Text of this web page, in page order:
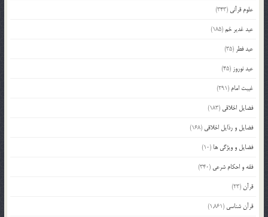
علوم قرآنی (343)
عید غدیر خم(185)
عید فطر (35)
عید نوروز (45)
غیبت امام (291)
فضایل اخلاقی (183)
فضایل و رذایل اخلاقی (168)
فضایل و ویژگی ها (10)
فقه و احکام شرعی (340)
قرآن(23)
قرآن شناسی (1,861)